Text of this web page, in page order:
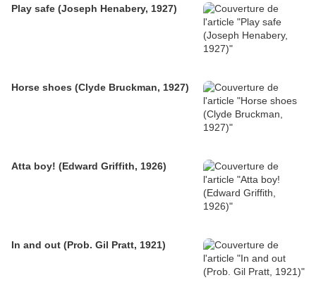
Play safe (Joseph Henabery, 1927)
Horse shoes (Clyde Bruckman, 1927)
Atta boy! (Edward Griffith, 1926)
In and out (Prob. Gil Pratt, 1921)